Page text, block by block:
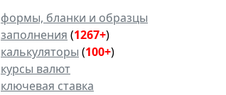
формы, бланки и образцы
заполнения (1267+)
калькуляторы (100+)
курсы валют
ключевая ставка